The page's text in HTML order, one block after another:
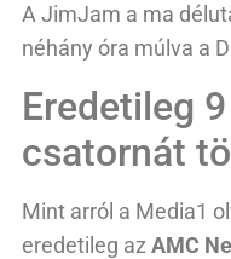
A JimJam a ma
néhány óra múlva a
Eredetileg
csatornát
Mint arról a Media1
eredetileg az AMC